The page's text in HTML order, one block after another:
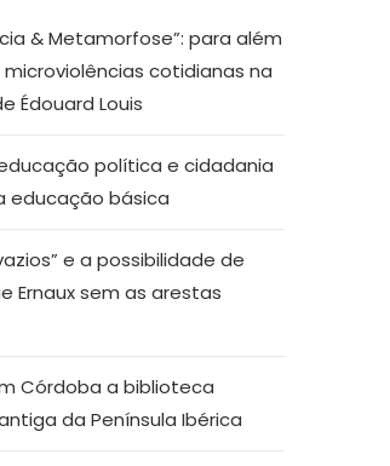
& Metamorfose”: para além
cotidianas na
Édouard Louis
política e cidadania
educação básica
e a possibilidade de
Ernaux sem as arestas
Córdoba a biblioteca
da Península Ibérica